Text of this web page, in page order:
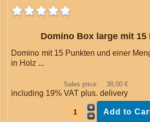
Domino Box large mit 15
Domino mit 15 Punkten und einer
in Holz ...
Sales price: 38,00 €
including 19% VAT plus.delivery